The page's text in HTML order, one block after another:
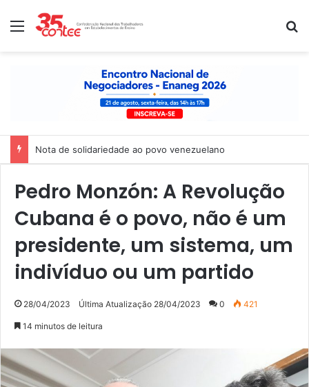
Menu
Nota de solidariedade ao povo venezuelano
Pedro Monzón: A Revolução
Cubana é o povo, não é um
presidente, um sistema, um
indivíduo ou um partido
28/04/2023 Última Atualização 28/04/2023 0 421
14 minutos de leitura